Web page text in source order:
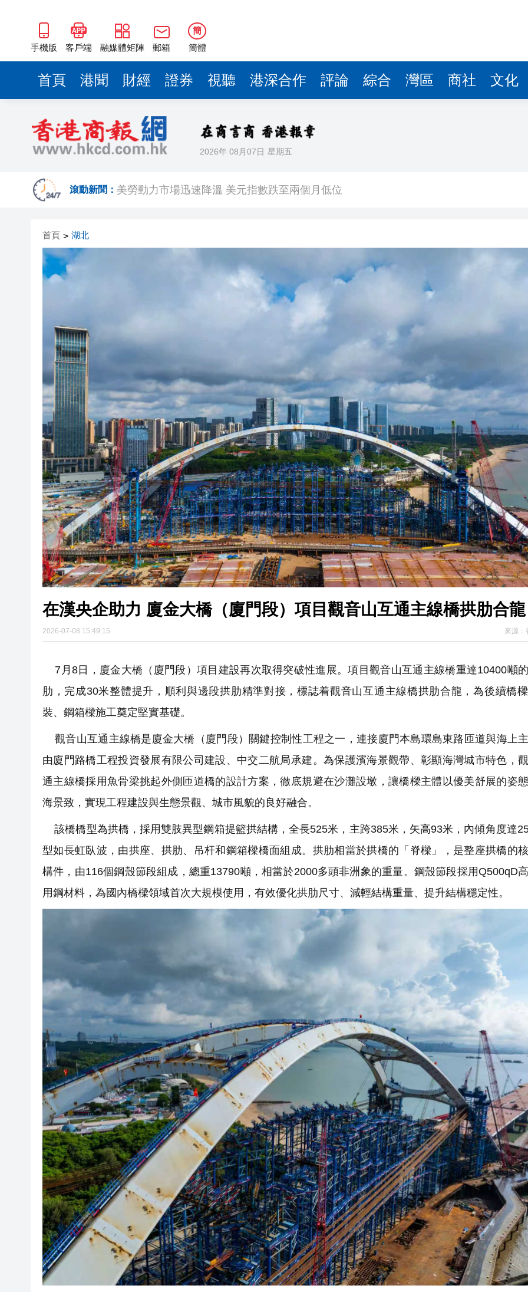
手機版 客戶端 融媒體矩陣 郵箱
簡
簡體
首頁 港聞 財經 證券 視聽 港深合作 評論 綜合 灣區 商社 文化
2026年 08月07日 星期五
滾動新聞：
美7月非農職位突轉跌2.3萬 美聯儲減息預期升溫
超多優惠產品集中上線！2026年深圳體育消費嘉年華啟動
共建灣區拔尖人才培育新平台 石門教育集團與佛山暨大港澳子弟學校簽約
有片丨港產AI餐飲服務系統 機場首度登場 旅客讚方便精準
首頁 > 湖北
在漢央企助力 廈金大橋（廈門段）項目觀音山互通主線橋拱肋合龍
2026-07-08 15:49:15 來源：
7月8日，廈金大橋（廈門段）項目建設再次取得突破性進展。項目觀音山互通主線橋重達10400噸
肋，完成30米整體提升，順利與邊段拱肋精準對接，標誌着觀音山互通主線橋拱肋合龍，為後續橋
裝、鋼箱樑施工奠定堅實基礎。
觀音山互通主線橋是廈金大橋（廈門段）關鍵控制性工程之一，連接廈門本島環島東路匝道與海上
由廈門路橋工程投資發展有限公司建設、中交二航局承建。為保護濱海景觀帶、彰顯海灣城市特色，
通主線橋採用魚骨梁挑起外側匝道橋的設計方案，徹底規避在沙灘設墩，讓橋樑主體以優美舒展的姿
海景致，實現工程建設與生態景觀、城市風貌的良好融合。
該橋橋型為拱橋，採用雙肢異型鋼箱提籃拱結構，全長525米，主跨385米，矢高93米，內傾角度達
型如長虹臥波，由拱座、拱肋、吊杆和鋼箱樑橋面組成。拱肋相當於拱橋的「脊樑」，是整座拱橋的
構件，由116個鋼殼節段組成，總重13790噸，相當於2000多頭非洲象的重量。鋼殼節段採用Q500qD
用鋼材料，為國內橋樑領域首次大規模使用，有效優化拱肋尺寸、減輕結構重量、提升結構穩定性。